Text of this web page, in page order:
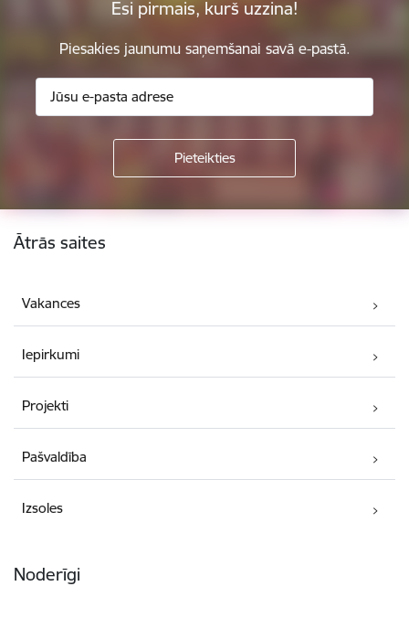
Esi pirmais, kurš uzzina!
Piesakies jaunumu saņemšanai savā e-pastā.
Kājene
Ātrās saites
Vakances
Iepirkumi
Projekti
Pašvaldība
Izsoles
Noderīgi